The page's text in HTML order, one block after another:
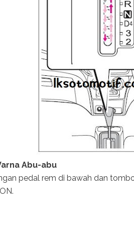
Abu-abu
pedal rem di bawah dan